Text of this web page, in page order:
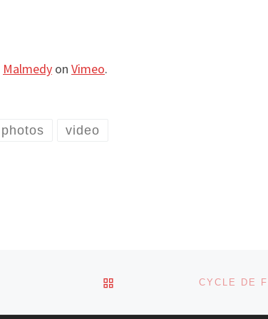
Malmedy on Vimeo.
photos video
RETOUR À LA LISTE